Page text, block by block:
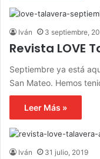
Iván 3 septiembre,
Revista LOVE
Septiembre ya está
San Mateo. Hemos
Leer Más »
Iván 31 julio, 2019